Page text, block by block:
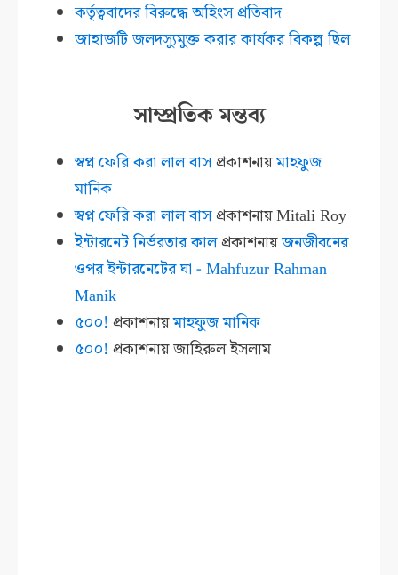
কর্তৃত্ববাদের বিরুদ্ধে অহিংস প্রতিবাদ
জাহাজটি জলদস্যুমুক্ত করার কার্যকর বিকল্প ছিল
সাম্প্রতিক মন্তব্য
স্বপ্ন ফেরি করা লাল বাসপ্রকাশনায়মাহফুজ
মানিক
স্বপ্ন ফেরি করা লাল বাসপ্রকাশনায়Mitali Roy
ইন্টারনেট নির্ভরতার কালপ্রকাশনায়জনজীবনের
ওপর ইন্টারনেটের ঘা - Mahfuzur Rahman
Manik
৫০০! প্রকাশনায়মাহফুজ মানিক
৫০০! প্রকাশনায়জাহিরুল ইসলাম